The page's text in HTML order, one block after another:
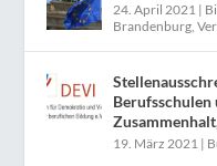
24. April 2021 |
Brandenburg,
19. März 2021 |